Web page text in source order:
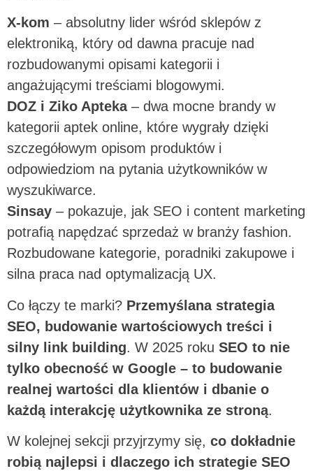
X-kom – absolutny lider wśród sklepów z
elektroniką, który od dawna pracuje nad
rozbudowanymi opisami kategorii i
angażującymi treściami blogowymi.
DOZ i Ziko Apteka– dwa mocne brandy w
kategorii aptek online, które wygrały dzięki
szczegółowym opisom produktów i
odpowiedziom na pytania użytkowników w
wyszukiwarce.
Sinsay – pokazuje, jak SEO i content marketing
potrafią napędzać sprzedaż w branży fashion.
Rozbudowane kategorie, poradniki zakupowe i
silna praca nad optymalizacją UX.
Co łączy te marki? Przemyślana strategia
SEO, budowanie wartościowych treści i
silny link building. W 2025 roku SEO to nie
tylko obecność w Google – to budowanie
realnej wartości dla klientów i dbanie o
każdą interakcję użytkownika ze stroną.
W kolejnej sekcji przyjrzymy się, co dokładnie
robią najlepsi i dlaczego ich strategie SEO